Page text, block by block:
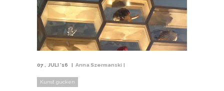
07 JULI '16 Anna Szermanski
Kunst gucken